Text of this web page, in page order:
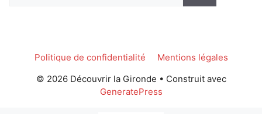
Politique de confidentialité
Mentions légales
© 2026 Découvrir la Gironde • Construit avec
GeneratePress